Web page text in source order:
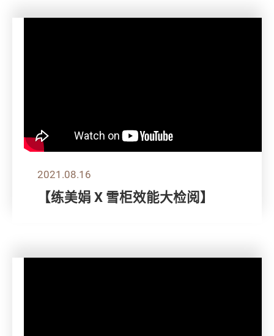
2021.08.16
【练美娟 X 雪柜效能大检阅】